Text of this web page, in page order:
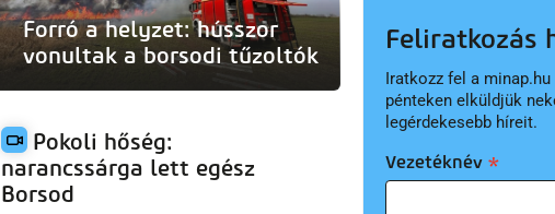
Forró a helyzet: hússzor
vonultak a borsodi tűzoltók
Pokoli hőség:
narancssárga lett egész
Borsod
Feliratkozás
Iratkozz fel a
pénteken elküldjük
legérdekesebb híreit.
Vezetéknév